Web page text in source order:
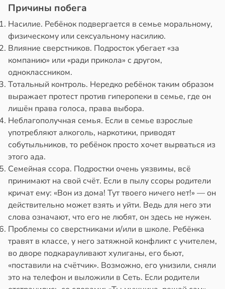
в20:41
Причины побега
Насилие. Ребёнок подвергается в семье моральному,
физическому или сексуальному насилию.
Влияние сверстников. Подросток убегает «за
компанию» или «ради прикола» с другом,
одноклассником.
Тотальный контроль. Нередко ребёнок таким образом
выражает протест против гиперопеки в семье, где он
лишён права голоса, права выбора.
Неблагополучная семья. Если в семье взрослые
употребляют алкоголь, наркотики, приводят
собутыльников, то ребёнок просто хочет вырваться из
этого ада.
Семейная ссора. Подростки очень уязвимы, всё
принимают на свой счёт. Если в пылу ссоры родители
кричат ему: «Вон из дома! Тут твоего ничего нет!» — он
действительно может взять и уйти. Ведь для него эти
слова означают, что его не любят, он здесь не нужен.
Проблемы со сверстниками и/или в школе. Ребёнка
травят в классе, у него затяжной конфликт с учителем,
во дворе подкарауливают хулиганы, его бьют,
«поставили на счётчик». Возможно, его унизили, сняли
это на телефон и выложили в Сеть. Если родители
в17:21